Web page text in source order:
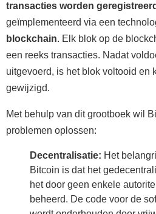
transacties worden
geïmplementeerd via een
blockchain. Elk blok op de
een reeks transacties. Nadat
uitgevoerd, is het blok voltooid en
gewijzigd.
Met behulp van dit grootboek wil
problemen oplossen:
Decentralisatie: Het
Bitcoin is dat het
het door geen enkele
beheerd. De code voor de